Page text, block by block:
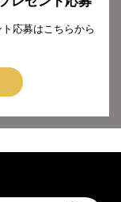
応募はこちらから